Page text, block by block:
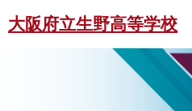
大阪府立生野高等学校